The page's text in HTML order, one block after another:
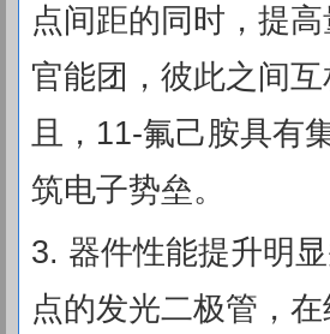
点间距的同时，提
官能团，彼此之间
且，11-氟己胺具有
筑电子势垒。
3. 器件性能提升明
点的发光二极管，